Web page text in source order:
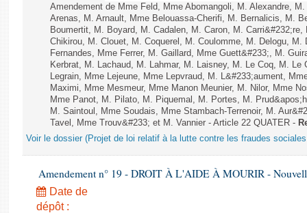
Amendement de Mme Feld, Mme Abomangoli, M. Alexandre,
Arenas, M. Arnault, Mme Belouassa-Cherifi, M. Bernalicis, M.
Boumertit, M. Boyard, M. Cadalen, M. Caron, M.
Chikirou, M. Clouet, M. Coquerel, M. Coulomme, M. Delogu, M.
Fernandes, Mme Ferrer, M. Gaillard, Mme Guett&#233;, M.
Kerbrat, M. Lachaud, M. Lahmar, M. Laisney, M. Le Coq, M. Le
Legrain, Mme Lejeune, Mme Lepvraud, M. L&#233;aument,
Maximi, Mme Mesmeur, Mme Manon Meunier, M. Nilor, Mme
Mme Panot, M. Pilato, M. Piquemal, M. Portes, M.
M. Saintoul, Mme Soudais, Mme Stambach-Terrenoir, M.
Tavel, Mme Trouv&#233; et M. Vannier - Article 22 QUATER -
Voir le dossier (Projet de loi relatif à la lutte contre les fraudes
Amendement n° 19 - DROIT À L'AIDE À MOURIR -
Date de
dépôt :